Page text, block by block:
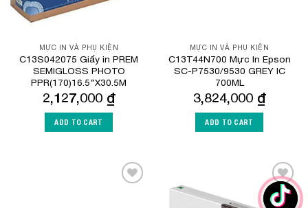
MỰC IN VÀ PHỤ KIỆN
C13S042075 Giấy in PREM
SEMIGLOSS PHOTO
PPR(170)16.5″X30.5M
2,127,000 ₫
ADD TO CART
MỰC IN VÀ PHỤ KIỆN
C13T44N700 Mực In Epson
SC-P7530/9530 GREY IC
700ML
3,824,000 ₫
ADD TO CART
Add to
Wishlist